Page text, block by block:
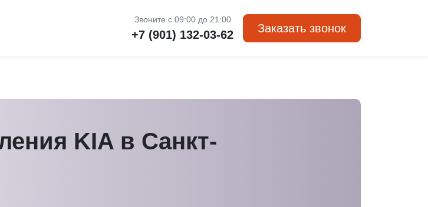
Звоните с 09:00 до 21:00
+7 (901) 132-03-62 Заказать звонок
KIA в Санкт-